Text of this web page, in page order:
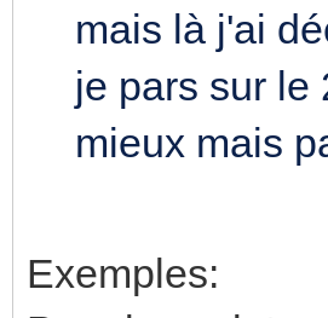
mais là j'ai
je pars sur le
mieux mais
Exemples: